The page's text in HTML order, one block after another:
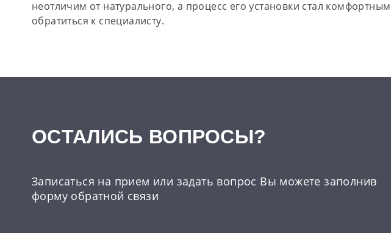
неотличим от натурального, а процесс его установки стал
обратиться к специалисту.
ОCТАЛИСЬ ВОПРОСЫ?
Записаться на прием или задать вопрос Вы можете заполнив
форму обратной связи